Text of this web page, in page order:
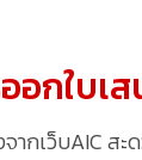
กใบเ
ากเว็บAIC สะ